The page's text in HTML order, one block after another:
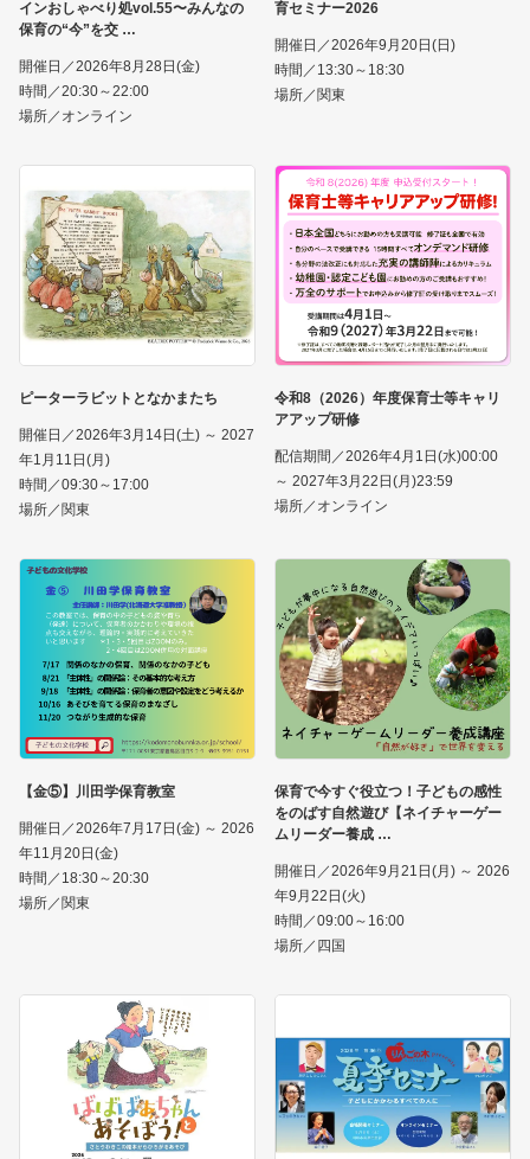
インおしゃべり処vol.55〜みんなの
保育の“今”を交
開催日／2026年8月28日(金)
時間／20:30～22:00
場所／オンライン
育セミナー2026
開催日／2026年9月20日(日)
時間／13:30～18:30
場所／関東
ピーターラビットとなかまたち
開催日／2026年3月14日(土) ～ 2027
年1月11日(月)
時間／09:30～17:00
場所／関東
令和8（2026）年度保育士等キャリ
アアップ研修
配信期間／2026年4月1日(水)00:00
～ 2027年3月22日(月)23:59
場所／オンライン
【金⑤】川田学保育教室
開催日／2026年7月17日(金) ～ 2026
年11月20日(金)
時間／18:30～20:30
場所／関東
保育で今すぐ役立つ！子どもの感性
をのばす自然遊び【ネイチャーゲー
ムリーダー養成
開催日／2026年9月21日(月) ～ 2026
年9月22日(火)
時間／09:00～16:00
場所／四国